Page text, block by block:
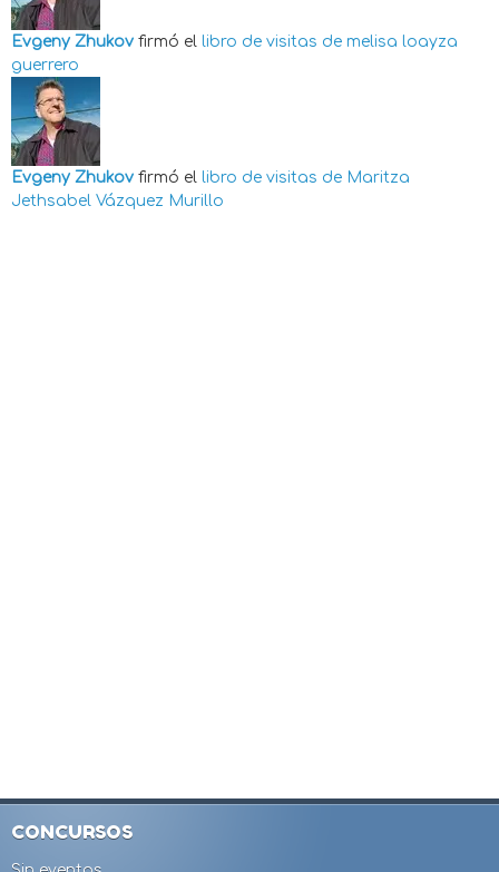
Evgeny Zhukov firmó el libro de visitas de melisa loayza
guerrero
Evgeny Zhukov firmó el libro de visitas de Maritza
Jethsabel Vázquez Murillo
CONCURSOS